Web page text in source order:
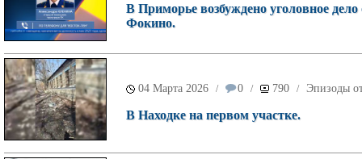
В Приморье возбуждено уголовное
Фокино.
04 Марта 2026 / 0 / 790 / Эпизоды
В Находке на первом участке.